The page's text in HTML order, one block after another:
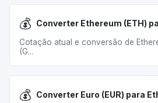
💰 Converter Ethereum (ETH)
Cotação atual e conversão de
(G...
💰 Converter Euro (EUR) para